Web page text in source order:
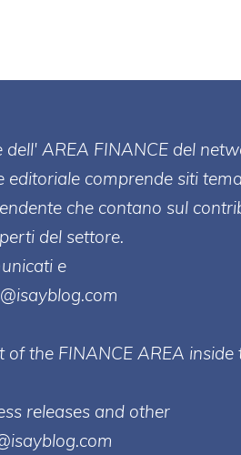
AREA FINANCE del
editoriale comprende siti
che contano sul
del settore.
e
of the FINANCE AREA inside
releases and other